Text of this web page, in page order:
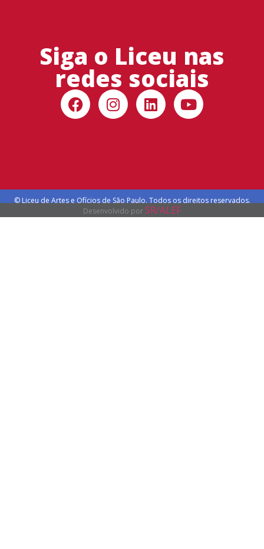
Siga o Liceu nas
redes sociais
© Liceu de Artes e Ofícios de São Paulo. Todos os direitos reservados.
Desenvolvido por SR/ALEF